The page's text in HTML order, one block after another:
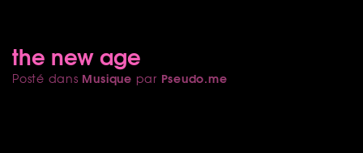
the new age
Posté dans Musique par Pseudo.me